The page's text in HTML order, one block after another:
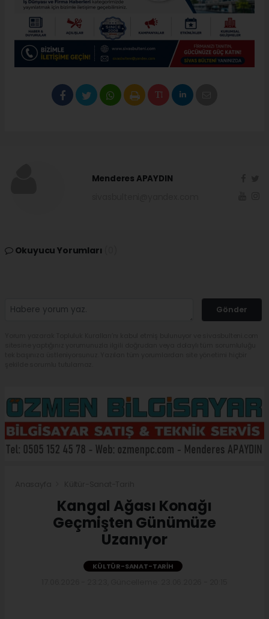
Menderes APAYDIN
Okuyucu Yorumları
Gönder
Kangal Ağası Konağı
Geçmişten Günümüze
Uzanıyor
KÜLTÜR-SANAT-TARIH